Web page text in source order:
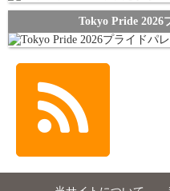
Tokyo Pride 2026